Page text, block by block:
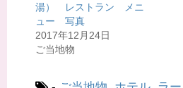
で
開
き
ま
す
)
(
新
い
ウ
で
湯） レストラン メニ
ュー 写真
2017年12月24日
ご当地物